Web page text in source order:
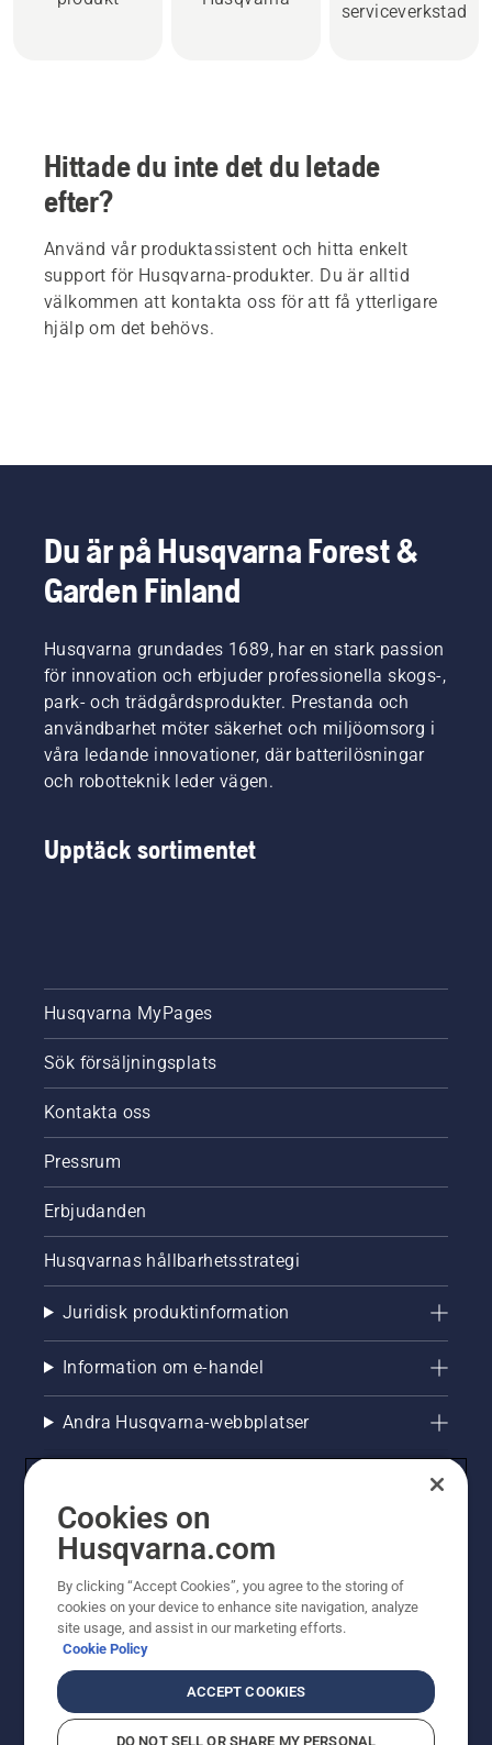
serviceverkstad
Hittade du inte det du letade
efter?
Använd vår produktassistent och hitta enkelt
support för Husqvarna-produkter. Du är alltid
välkommen att kontakta oss för att få ytterligare
hjälp om det behövs.
Du är på Husqvarna Forest &
Garden Finland
Husqvarna grundades 1689, har en stark passion
för innovation och erbjuder professionella skogs-,
park- och trädgårdsprodukter. Prestanda och
användbarhet möter säkerhet och miljöomsorg i
våra ledande innovationer, där batterilösningar
och robotteknik leder vägen.
Upptäck sortimentet
Husqvarna MyPages
Sök försäljningsplats
Kontakta oss
Pressrum
Erbjudanden
Husqvarnas hållbarhetsstrategi
Juridisk produktinformation
Information om e-handel
Andra Husqvarna-webbplatser
© Husqvarna AB (publ). All rights reserved. Priserna
som visas är rekommenderade cirkapriser. Alla angivna
priser är rekommenderade försäljningspriser (inkl.
moms) om inte produkten är tillgänglig för direkt köp.
Cookies on
Husqvarna.com
By clicking “Accept Cookies”, you agree to the storing of
cookies on your device to enhance site navigation, analyze
site usage, and assist in our marketing efforts.
Cookie Policy
ACCEPT COOKIES
DO NOT SELL OR SHARE MY PERSONAL